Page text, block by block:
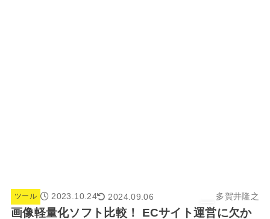
ツール 2023.10.24 2024.09.06 多賀井隆之
画像軽量化ソフト比較！ ECサイト運営に欠か